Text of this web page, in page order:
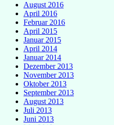
August 2016
April 2016
Februar 2016
April 2015
Januar 2015
April 2014
Januar 2014
Dezember 2013
November 2013
Oktober 2013
September 2013
August 2013
Juli 2013
Juni 2013